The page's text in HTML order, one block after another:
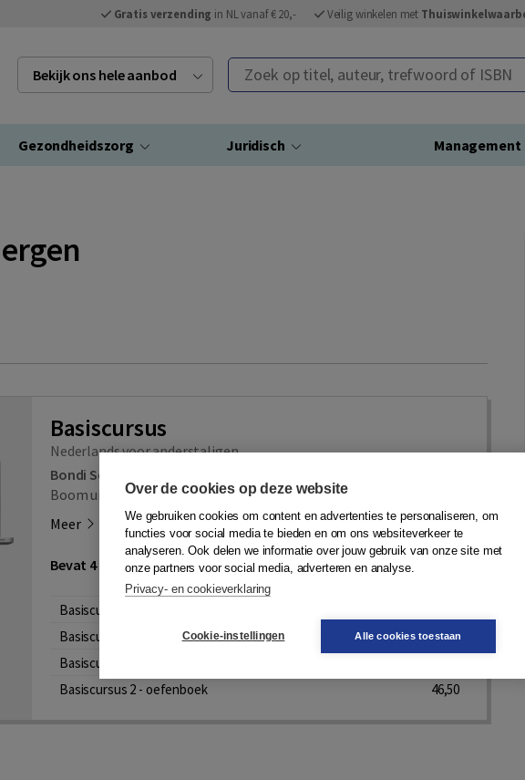
Gratis verzending in NL vanaf € 20,- Veilig winkelen met
Bekijk ons hele aanbod Zoek op titel, auteur, trefwoord of ISBN
Gezondheidszorg Juridisch Management
Basiscursus
Nederlands voor anderstaligen
Bondi Sciarone
Boom uitgevers Amsterdam
Meer
Bevat 4 onderdelen, prijs vanaf 46,50 Bekijk nu
Basiscursus 1 - tekstboek
Basiscursus 1 - oefenboek
46,50
Basiscursus 2 - tekstboek
Basiscursus 2 - oefenboek
46,50
Over de cookies op deze website
We gebruiken cookies om content en advertenties te personaliseren, om
functies voor social media te bieden en om ons websiteverkeer te
analyseren. Ook delen we informatie over jouw gebruik van onze site met
onze partners voor social media, adverteren en analyse.
Privacy- en cookieverklaring
Cookie-instellingen Alle cookies toestaan